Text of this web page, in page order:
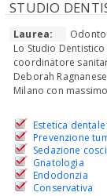
STUDIO
Laurea:
Lo Studio
coordinatore
Deborah
Milano con
Estetica dentale
Prevenzione
Sedazione
Gnatologia
Endodonzia
Conservativa